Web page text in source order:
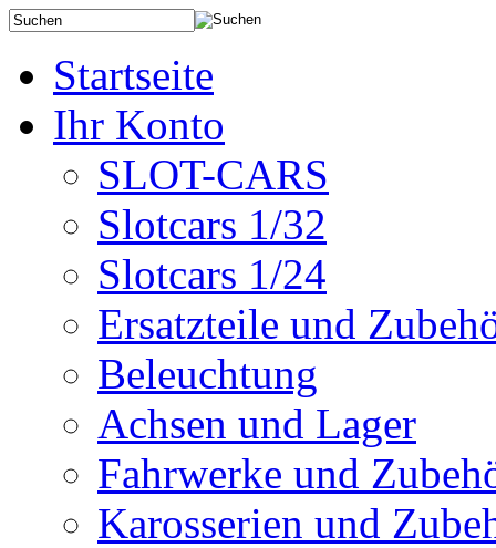
Startseite
Ihr Konto
SLOT-CARS
Slotcars 1/32
Slotcars 1/24
Ersatzteile und
Beleuchtung
Achsen und Lager
Fahrwerke und
Karosserien und